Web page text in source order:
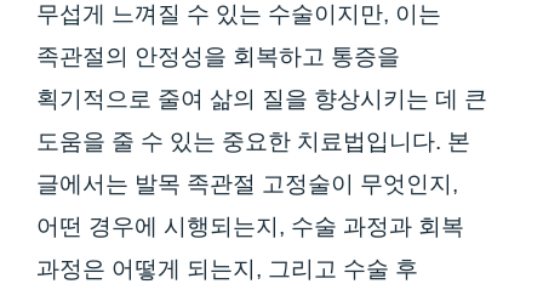
무섭게 느껴질 수 있는 수술이지만, 이는
족관절의 안정성을 회복하고 통증을
획기적으로 줄여 삶의 질을 향상시키는 데 큰
도움을 줄 수 있는 중요한 치료법입니다. 본
글에서는 발목 족관절 고정술이 무엇인지,
어떤 경우에 시행되는지, 수술 과정과 회복
과정은 어떻게 되는지, 그리고 수술 후